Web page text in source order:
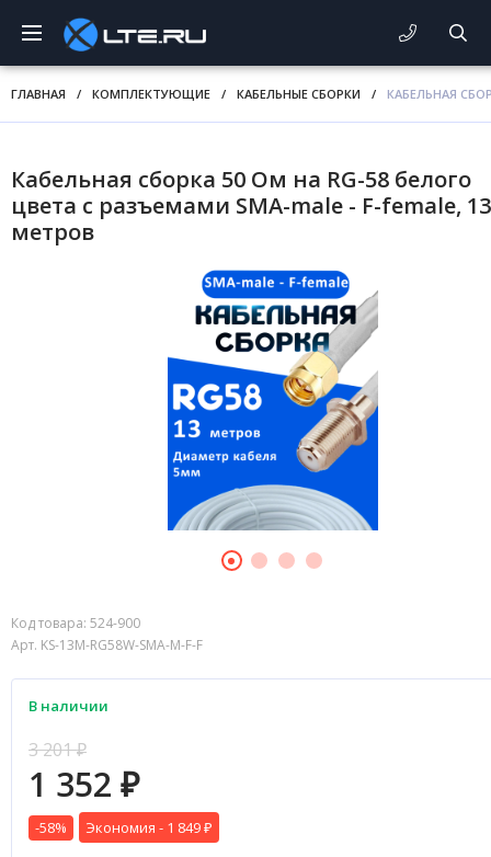
ГЛАВНАЯ / КОМПЛЕКТУЮЩИЕ / КАБЕЛЬНЫЕ СБОРКИ / КАБЕЛЬНАЯ
Кабельная сборка 50 Ом на RG-58 белого
цвета с разъемами SMA-male - F-female, 13
метров
Код товара: 524-900
Арт. KS-13M-RG58W-SMA-M-F-F
В наличии
3 201₽
1 352 ₽
-58% Экономия - 1 849 ₽